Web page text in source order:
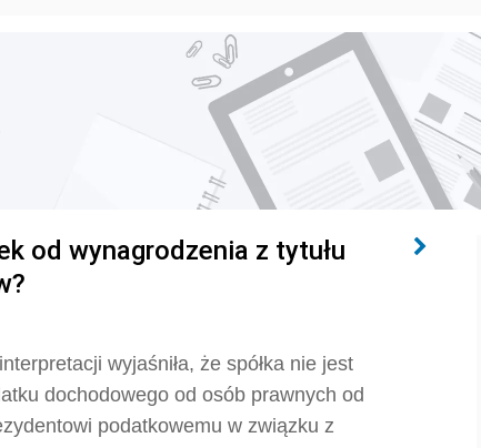
od wynagrodzenia z tytułu
wyjaśniła, że spółka nie jest
dochodowego od osób prawnych od
podatkowemu w związku z